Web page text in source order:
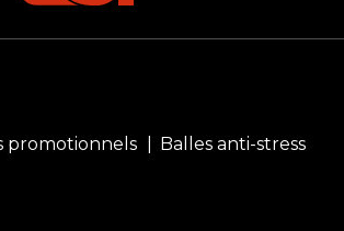
promotionnels Balles anti-stress